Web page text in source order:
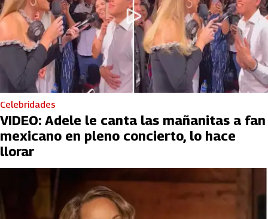
Celebridades
VIDEO: Adele le canta las mañanitas a fan
mexicano en pleno concierto, lo hace
llorar